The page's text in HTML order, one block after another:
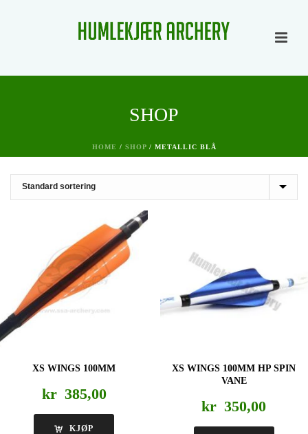
SHOP
HOME / SHOP/ METALLIC BLÅ
XS WINGS 100MM
kr 385,00
KJØP
XS WINGS 100MM HP SPIN
VANE
kr 350,00